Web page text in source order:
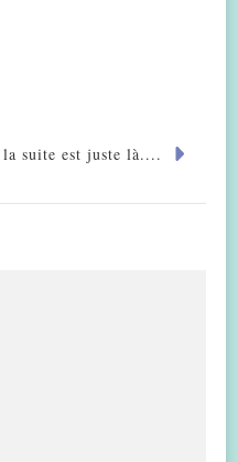
la suite est juste là....